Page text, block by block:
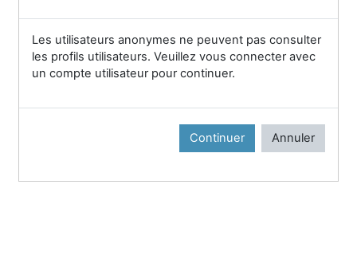
Les utilisateurs anonymes ne peuvent pas consulter
les profils utilisateurs. Veuillez vous connecter avec
un compte utilisateur pour continuer.
Continuer Annuler